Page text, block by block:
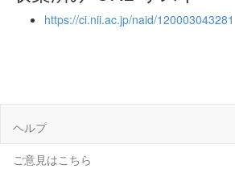
https://ci.nii.ac.jp/naid/120003043281
ヘルプ
ご意見はこちら